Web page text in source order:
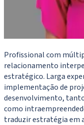
Profissional com
relacionamento
estratégico. Larga
implementação de
desenvolvimento,
como
traduzir estratégia em